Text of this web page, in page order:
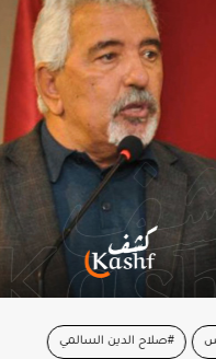
#صلاح الدين السالمي